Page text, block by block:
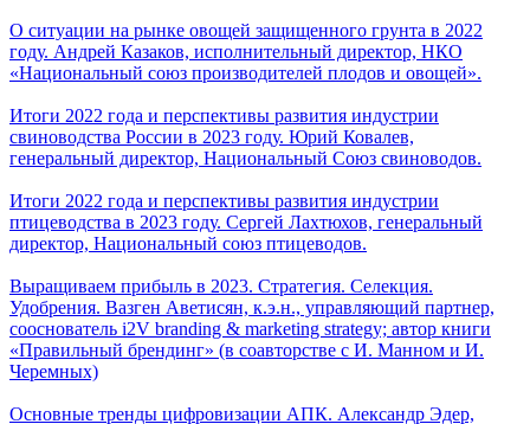
О ситуации на рынке овощей защищенного грунта в 2022
году. Андрей Казаков, исполнительный директор, НКО
«Национальный союз производителей плодов и овощей».
Итоги 2022 года и перспективы развития индустрии
свиноводства России в 2023 году. Юрий Ковалев,
генеральный директор, Национальный Союз свиноводов.
Итоги 2022 года и перспективы развития индустрии
птицеводства в 2023 году. Сергей Лахтюхов, генеральный
директор, Национальный союз птицеводов.
Выращиваем прибыль в 2023. Стратегия. Селекция.
Удобрения. Вазген Аветисян, к.э.н., управляющий партнер,
сооснователь i2V branding & marketing strategy; автор книги
«Правильный брендинг» (в соавторстве с И. Манном и И.
Черемных)
Основные тренды цифровизации АПК. Александр Эдер,